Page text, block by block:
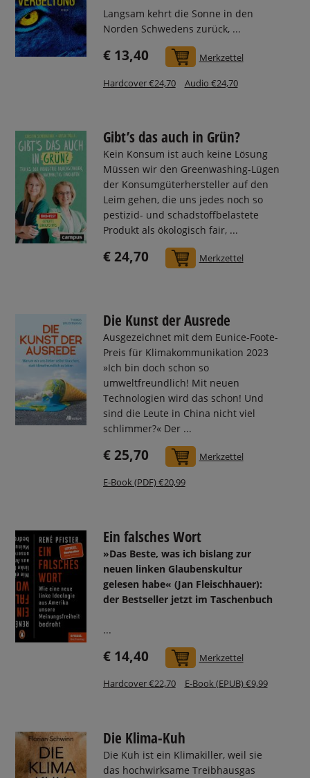
Langsam kehrt die Sonne in den
Norden Schwedens zurück, ...
€ 13,40 In den Warenkorb
Merkzettel
Hardcover €24,70 Audio €24,70
Gibt’s das auch in Grün?
Kein Konsum ist auch keine Lösung
Müssen wir den Greenwashing-Lügen
der Konsumgüterhersteller auf den
Leim gehen, die uns jedes noch so
pestizid- und schadstoffbelastete
Produkt als ökologisch fair, ...
€ 24,70 In den Warenkorb
Merkzettel
Die Kunst der Ausrede
Ausgezeichnet mit dem Eunice-Foote-
Preis für Klimakommunikation 2023
»Ich bin doch schon so
umweltfreundlich! Mit neuen
Technologien wird das schon! Und
sind die Leute in China nicht viel
schlimmer?« Der ...
€ 25,70 In den Warenkorb
Merkzettel
E-Book (PDF) €20,99
Ein falsches Wort
»Das Beste, was ich bislang zur
neuen linken Glaubenskultur
gelesen habe« (Jan Fleischhauer):
der Bestseller jetzt im Taschenbuch
...
€ 14,40 In den Warenkorb
Merkzettel
Hardcover €22,70 E-Book (EPUB) €9,99
Die Klima-Kuh
Die Kuh ist ein Klimakiller, weil sie
das hochwirksame Treibhausgas